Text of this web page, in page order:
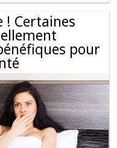
! Certaines
pour